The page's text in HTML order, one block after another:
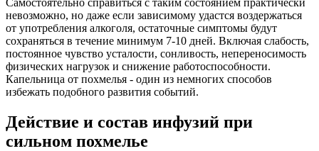
невозможно, но даже если зависимому удастся воздержаться
от употребления алкоголя, остаточные симптомы будут
сохраняться в течение минимум 7-10 дней. Включая слабость,
постоянное чувство усталости, сонливость, непереносимость
физических нагрузок и снижение работоспособности.
Капельница от похмелья - один из немногих способов
избежать подобного развития событий.
Действие и состав инфузий при
сильном похмелье